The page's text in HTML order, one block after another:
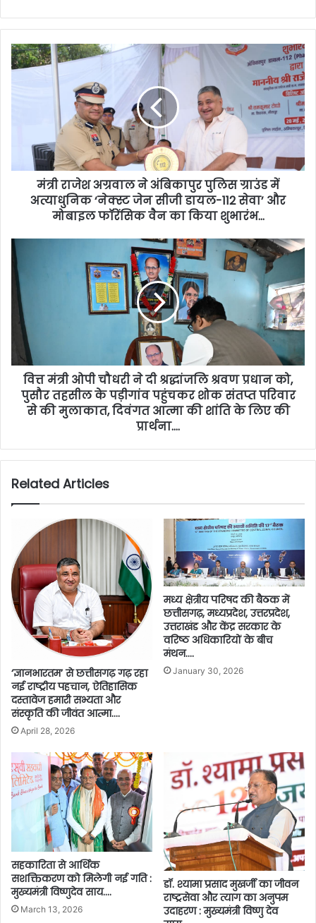
मंत्री राजेश अग्रवाल ने अंबिकापुर पुलिस ग्राउंड में
अत्याधुनिक ‘नेक्स्ट जेन सीजी डायल-112 सेवा’ और
मोबाइल फॉरेंसिक वैन का किया शुभारंभ…
वित्त मंत्री ओपी चौधरी ने दी श्रद्धांजलि श्रवण प्रधान को,
पुसौर तहसील के पड़ीगांव पहुंचकर शोक संतप्त परिवार
से की मुलाकात, दिवंगत आत्मा की शांति के लिए की
प्रार्थना….
Related Articles
‘ज्ञानभारतम’ से छत्तीसगढ़ गढ़ रहा
नई राष्ट्रीय पहचान, ऐतिहासिक
दस्तावेज हमारी सभ्यता और
संस्कृति की जीवंत आत्मा….
April 28, 2026
मध्य क्षेत्रीय परिषद की बैठक में
छत्तीसगढ़, मध्यप्रदेश, उत्तरप्रदेश,
उत्तराखंड और केंद्र सरकार के
वरिष्ठ अधिकारियों के बीच
मंथन….
January 30, 2026
सहकारिता से आर्थिक
सशक्तिकरण को मिलेगी नई गति :
मुख्यमंत्री विष्णुदेव साय….
March 13, 2026
डॉ. श्यामा प्रसाद मुखर्जी का जीवन
राष्ट्रसेवा और त्याग का अनुपम
उदाहरण : मुख्यमंत्री विष्णु देव